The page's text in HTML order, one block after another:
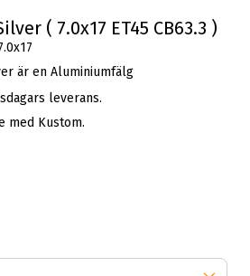
( 7.0x17 ET45 CB63.3 )
är en Aluminiumfälg
leverans.
med Kustom.